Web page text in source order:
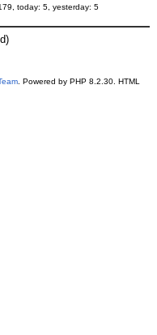
today: 5, yesterday: 5
. Powered by PHP 8.2.30. HTML